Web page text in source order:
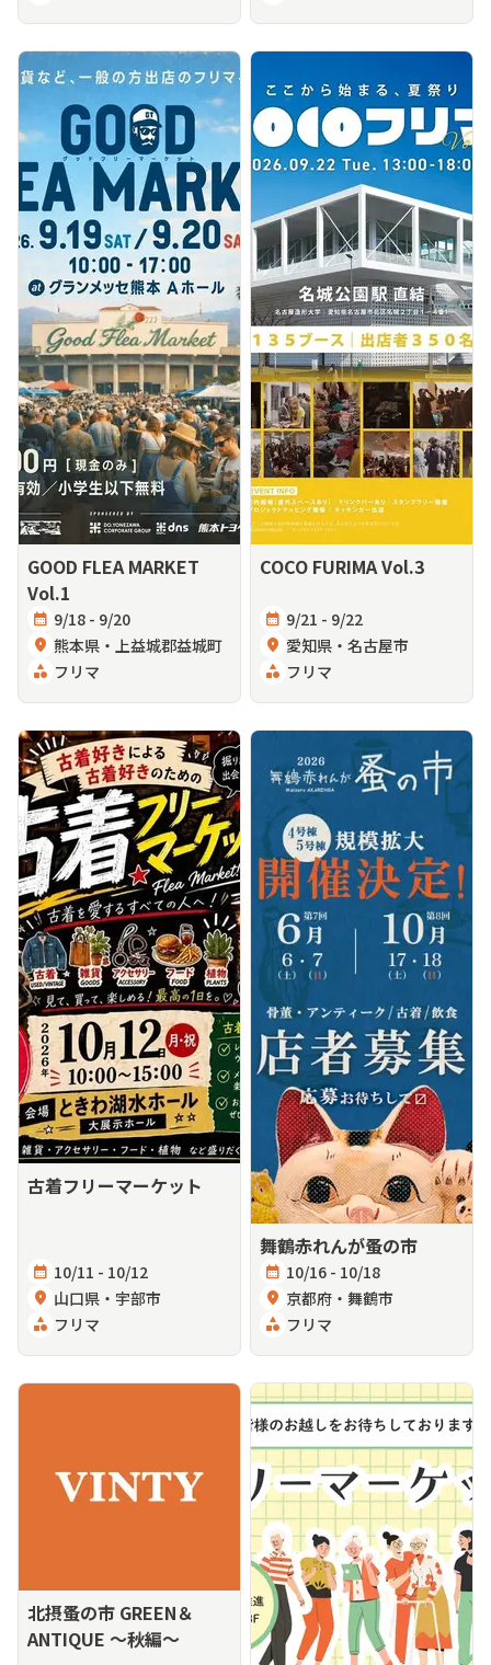
GOOD FLEA MARKET
Vol.1
calendar_month 9/18 - 9/20
location_on 熊本県・上益城郡益城町
category フリマ
COCO FURIMA Vol.3
calendar_month 9/21 - 9/22
location_on 愛知県・名古屋市
category フリマ
古着フリーマーケット
calendar_month 10/11 - 10/12
location_on 山口県・宇部市
category フリマ
舞鶴赤れんが蚤の市
calendar_month 10/16 - 10/18
location_on 京都府・舞鶴市
category フリマ
北摂蚤の市 GREEN＆
ANTIQUE ～秋編～